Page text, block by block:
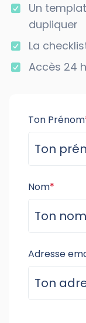
Un
dupliquer
La
Accès 24
Ton Prénom
Nom*
Adresse